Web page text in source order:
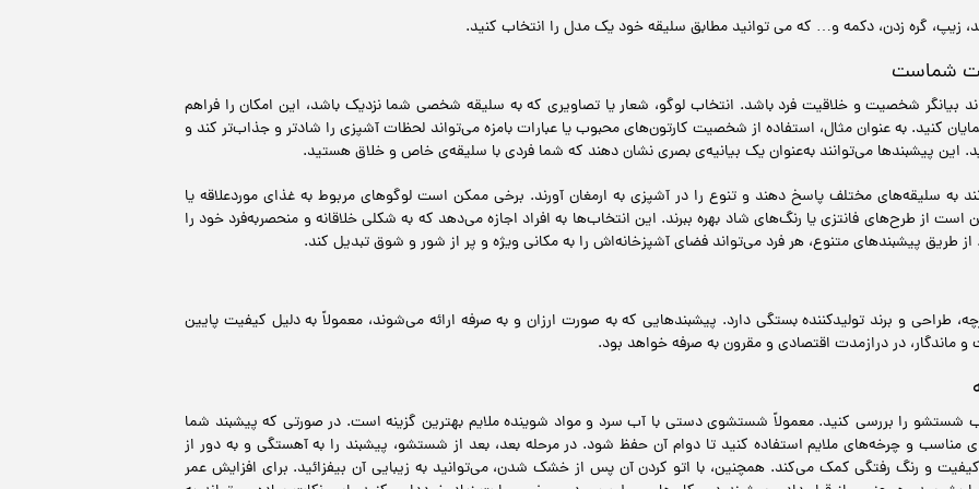
زیپ، گره زدن، دکمه و… که می توانید مطابق سلیقه خود یک مدل را انتخاب کنید.
شماست
بیانگر شخصیت و خلاقیت فرد باشد. انتخاب لوگو، شعار یا تصاویری که به سلیقه شخصی شما نزدیک باشد، این امکان را فراهم
کنید. به عنوان مثال، استفاده از شخصیت کارتون‌های محبوب یا عبارات بامزه می‌تواند لحظات آشپزی را شادتر و جذاب‌تر کند و
این پیشبندها می‌توانند به‌عنوان یک بیانیه‌ی بصری نشان دهند که شما فردی با سلیقه‌ی خاص و خلاق هستید.
به سلیقه‌های مختلف پاسخ دهند و تنوع را در آشپزی به ارمغان آورند. برخی ممکن است لوگوهای مربوط به غذای موردعلاقه یا
است از طرح‌های فانتزی یا رنگ‌های شاد بهره ببرند. این انتخاب‌ها به افراد اجازه می‌دهد که به شکلی خلاقانه و منحصربه‌فرد خود را
از طریق پیشبندهای متنوع، هر فرد می‌تواند فضای آشپزخانه‌اش را به مکانی ویژه و پر از شور و شوق تبدیل کند.
طراحی و برند تولیدکننده بستگی دارد. پیشبندهایی که به صورت ارزان و به صرفه ارائه می‌شوند، معمولاً به دلیل کیفیت پایین
و ماندگار، در درازمدت اقتصادی و مقرون به صرفه خواهد بود.
شستشو را بررسی کنید. معمولاً شستشوی دستی با آب سرد و مواد شوینده ملایم بهترین گزینه است. در صورتی که پیشبند شما
و چرخه‌های ملایم استفاده کنید تا دوام آن حفظ شود. در مرحله بعد، بعد از شستشو، پیشبند را به آهستگی و به دور از
و رنگ رفتگی کمک می‌کند. همچنین، با اتو کردن آن پس از خشک شدن، می‌توانید به زیبایی آن بیفزائید. برای افزایش عمر